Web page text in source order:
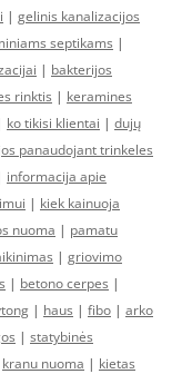
| gelinis kanalizacijos
septikams |
| bakterijos
rinktis | keramines
ko tikisi klientai | dujų
panaudojant trinkeles
informacija apie
| kiek kainuoja
nuoma | pamatu
| griovimo
| betono cerpes |
| haus | fibo | arko
| statybinės
kranu nuoma | kietas